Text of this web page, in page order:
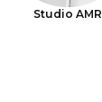
Studio AMR